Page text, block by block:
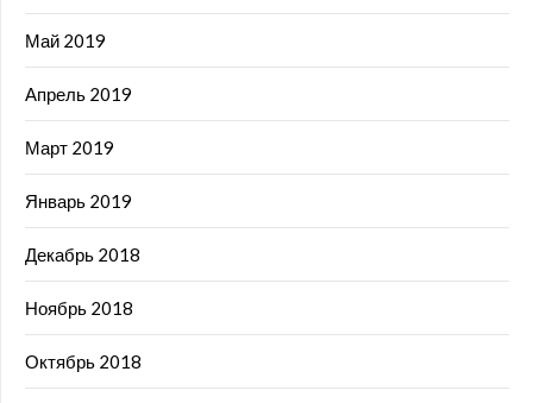
Май 2019
Апрель 2019
Март 2019
Январь 2019
Декабрь 2018
Ноябрь 2018
Октябрь 2018